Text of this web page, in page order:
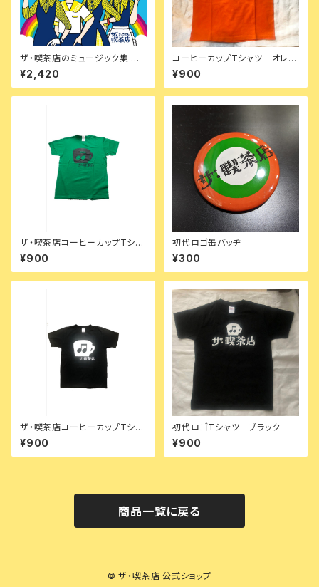
ザ・喫茶店のミュージック集 万
博
¥2,420
コーヒーカップTシャツ オレン
ジ150
¥900
ザ・喫茶店コーヒーカップTシャ
ツ グリーン
¥900
初代ロゴ缶バッヂ
¥300
ザ・喫茶店コーヒーカップTシャ
ツブラック 150
¥900
初代ロゴTシャツ ブラック
¥900
商品一覧に戻る
© ザ・喫茶店 公式ショップ